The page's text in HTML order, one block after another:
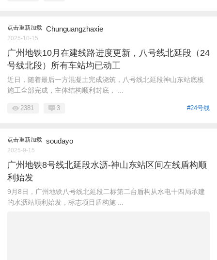
点击重新加载 Chunguangzhaxie
2025-10-15
广州地铁10月在建线路进度更新，八号线北延段（24
号线北段）所有车站均已动工
近日，随着最后一方混凝土完成浇筑，八号线北延段神山东站底板
施工全部完成，主体结构顺利封底， ...
#24号线
2381 3
点击重新加载 soudayo
2025-9-15
广州地铁8号线北延段水沥-神山东站区间左线盾构顺
利始发
9月8日，广州地铁八号线北延段二标第二台盾构从水电十四局承建
的水沥站顺利始发，标志项目盾构施 ...